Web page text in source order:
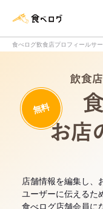
食べログ飲食店プロフィールサ
無料
店舗情報を編集し、
ユーザーに伝えるた
食べログ店舗会員に